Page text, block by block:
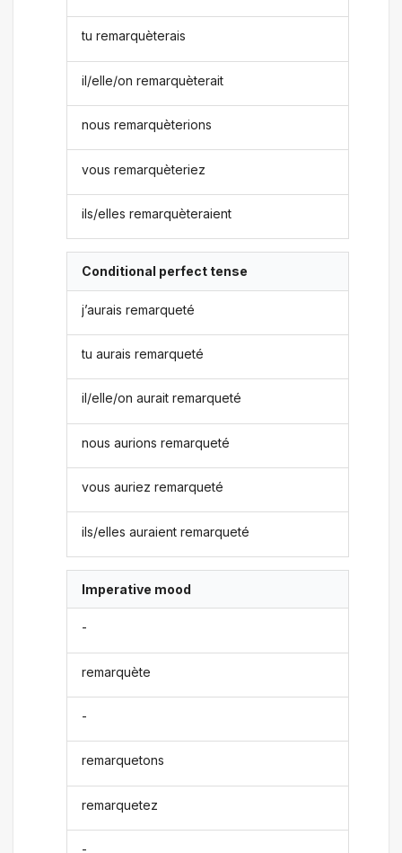
tu remarquèterais
il/elle/on remarquèterait
nous remarquèterions
vous remarquèteriez
ils/elles remarquèteraient
Conditional perfect tense
j’aurais remarqueté
tu aurais remarqueté
il/elle/on aurait remarqueté
nous aurions remarqueté
vous auriez remarqueté
ils/elles auraient remarqueté
Imperative mood
-
remarquète
-
remarquetons
remarquetez
-